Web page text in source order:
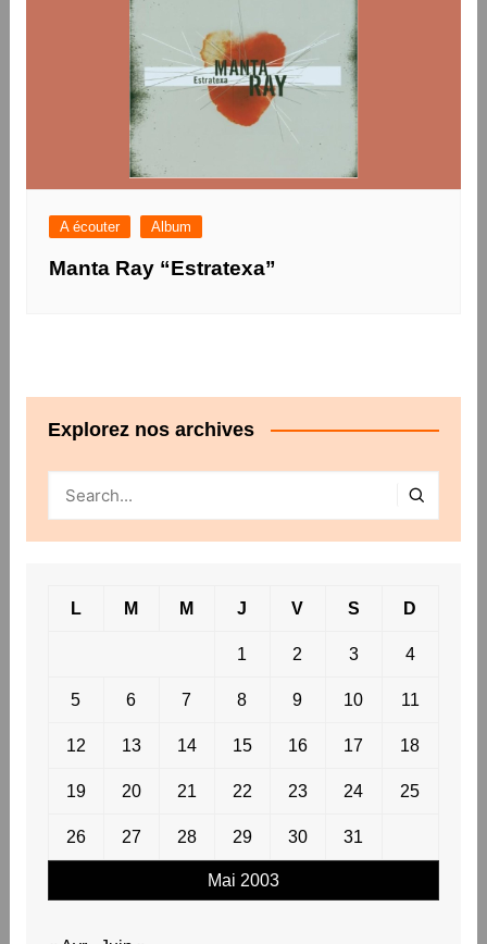
A écouter Album
Manta Ray “Estratexa”
Explorez nos archives
Mai 2003
L M M J V S D
1 2 3 4
5 6 7 8 9 10 11
12 13 14 15 16 17 18
19 20 21 22 23 24 25
26 27 28 29 30 31